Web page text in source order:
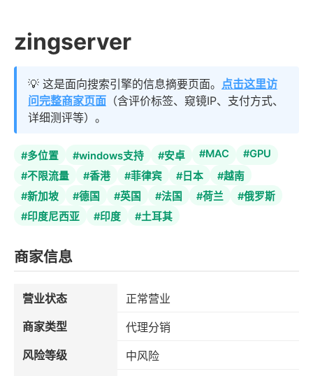
zingserver
💡 这是面向搜索引擎的信息摘要页面。 点击这里访
问完整商家页面 （含评价标签、窥镜IP、支付方式、
详细测评等）。
#多位置 #windows支持 #安卓 #MAC
#GPU
#不限流量
#香港 #菲律宾 #日本
#越南
#新加坡
#德国 #英国 #法国 #荷兰
#俄罗斯
#印度尼西亚
#印度 #土耳其
商家信息
营业状态
正常营业
商家类型
代理分销
风险等级
中风险